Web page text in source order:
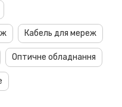
Кабель для мереж
Оптичне обладнання